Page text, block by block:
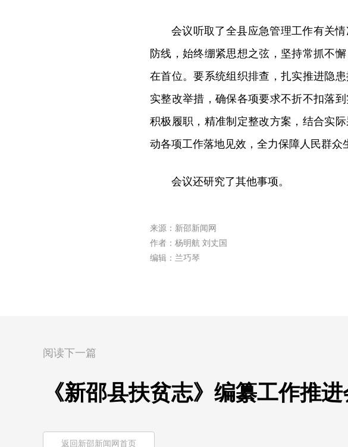
会议听取了全县应急管理工作有关
防线，始终绷紧思想之弦，坚持常抓不
在首位。要系统组织排查，扎实推进隐
实整改举措，确保各项要求不折不扣落
积极履职，精准制定整改方案，结合实
动各项工作落地见效，全力保障人民群众
会议还研究了其他事项。
来源：新邵新闻网
作者：杨明航 刘丈国
编辑：兰巧琴
阅读下一篇
《新邵县扶贫志》编纂工作推
返回新邵新闻网首页